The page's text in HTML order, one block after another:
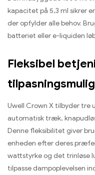
kapacitet på 5,3 ml sikrer
der opfylder alle behov.
batteriet eller e-liquiden
Fleksibel
Uwell Crown X tilbyder tre
automatisk træk,
Denne fleksibilitet giver
enheden efter deres
wattstyrke og det trinløse
tilpasse dampoplevelsen